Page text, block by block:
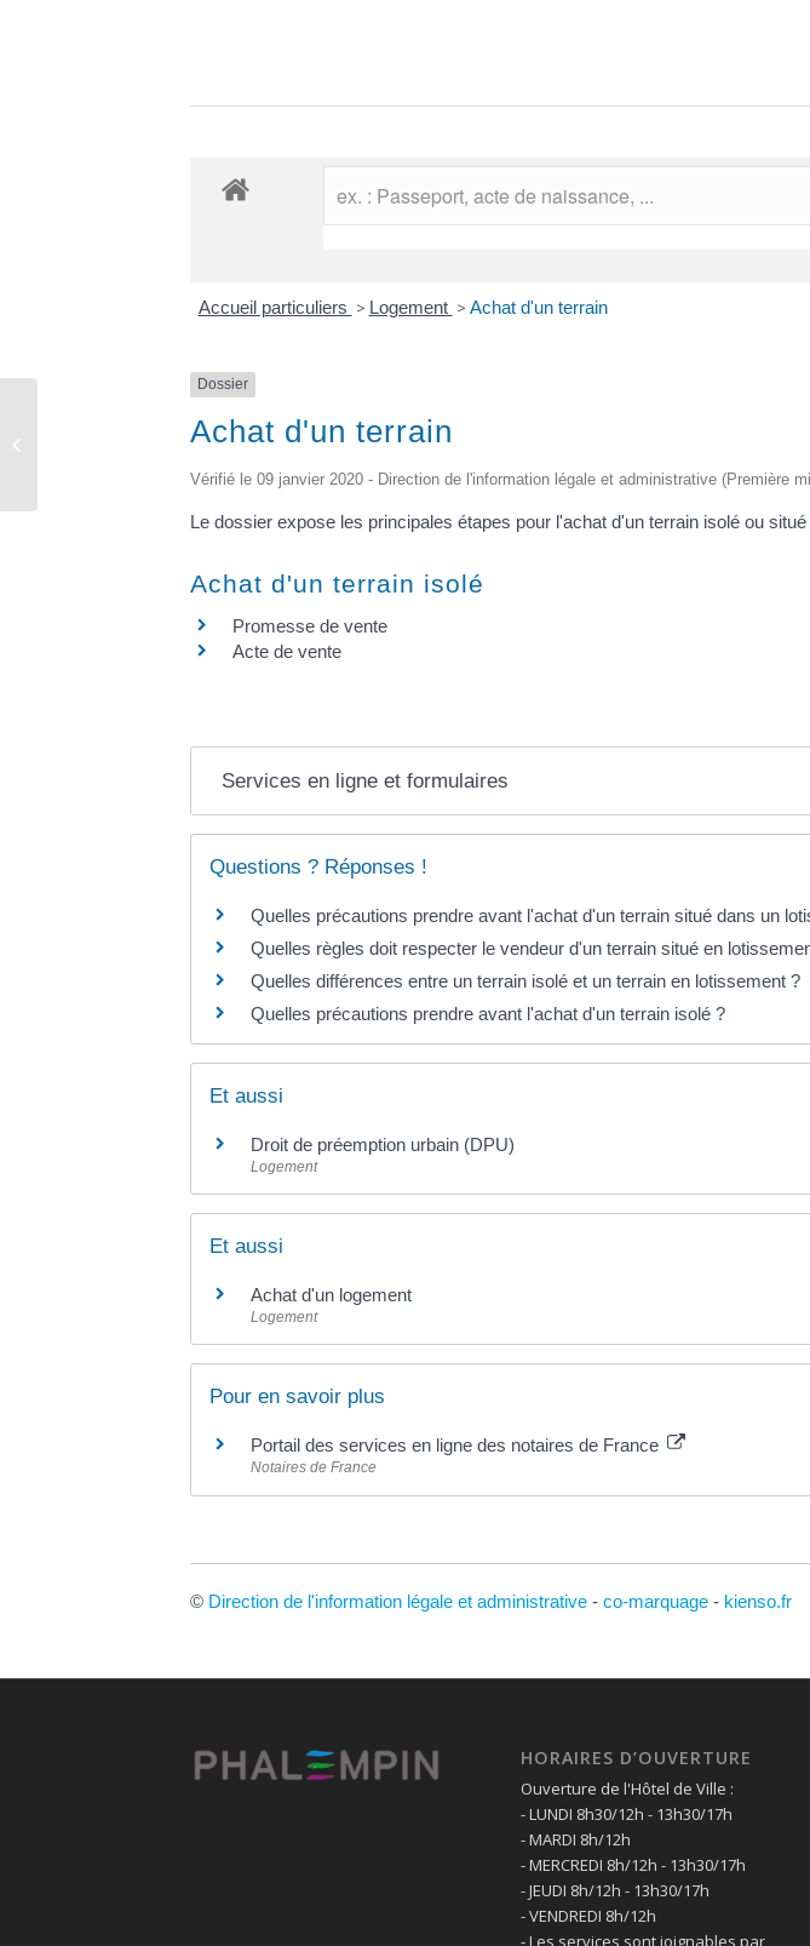
Accueil particuliers > Logement > Achat d'un terrain
Dossier
Achat d'un terrain
Vérifié le 09 janvier 2020 - Direction de l'information légale et administrative (Première
Le dossier expose les principales étapes pour l'achat d'un terrain isolé ou
Achat d'un terrain isolé
Promesse de vente
Acte de vente
Services en ligne et formulaires
Questions ? Réponses !
Quelles précautions prendre avant l'achat d'un terrain situé dans un
Quelles règles doit respecter le vendeur d'un terrain situé en
Quelles différences entre un terrain isolé et un terrain en lotissement ?
Quelles précautions prendre avant l'achat d'un terrain isolé ?
Et aussi
Droit de préemption urbain (DPU)
Logement
Et aussi
Achat d'un logement
Logement
Pour en savoir plus
Portail des services en ligne des notaires de France
Notaires de France
© Direction de l'information légale et administrative - co-marquage - kienso.fr
HORAIRES D’OUVERTURE
Ouverture de l'Hôtel de Ville :
- LUNDI 8h30/12h - 13h30/17h
- MARDI 8h/12h
- MERCREDI 8h/12h - 13h30/17h
- JEUDI 8h/12h - 13h30/17h
- VENDREDI 8h/12h
- Les services sont joignables par